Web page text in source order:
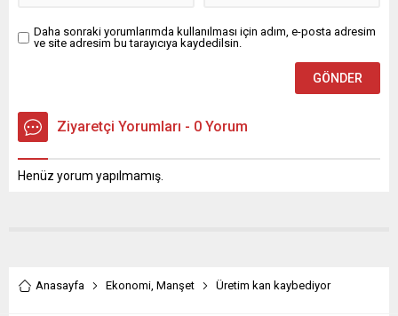
Daha sonraki yorumlarımda kullanılması için adım, e-posta adresim
ve site adresim bu tarayıcıya kaydedilsin.
Ziyaretçi Yorumları - 0 Yorum
Henüz yorum yapılmamış.
Anasayfa Ekonomi, Manşet Üretim kan kaybediyor